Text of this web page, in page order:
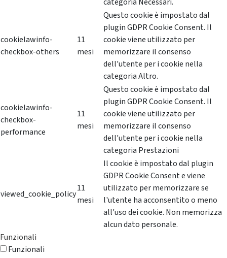
cookielawinfo-
checkbox-others
11
mesi
Questo cookie è impostato dal
plugin GDPR Cookie Consent. Il
cookie viene utilizzato per
memorizzare il consenso
dell'utente per i cookie nella
categoria Altro.
cookielawinfo-
checkbox-
performance
11
mesi
Questo cookie è impostato dal
plugin GDPR Cookie Consent. Il
cookie viene utilizzato per
memorizzare il consenso
dell'utente per i cookie nella
categoria Prestazioni
viewed_cookie_policy
11
mesi
Il cookie è impostato dal plugin
GDPR Cookie Consent e viene
utilizzato per memorizzare se
l'utente ha acconsentito o meno
all'uso dei cookie. Non memorizza
alcun dato personale.
Funzionali
Funzionali